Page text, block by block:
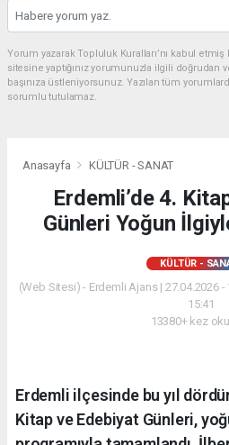
Yorum yazarak Topluluk Kuralları’nı kabul
sitesine yaptığınız yorumunuzla ilgili doğrudan
başınıza üstleniyorsunuz. Yazılan tüm
sorumlu tutulamaz.
Anasayfa KÜLTÜR - SANAT
Erdemli’de 4.
Günleri Yoğun
KÜLTÜR -
(Web Sitesi) - Erdemli Ajans | 27.04.2026 -
15:41
13380+ kez
Erdemli ilçesinde bu yıl
Kitap ve Edebiyat Günleri,